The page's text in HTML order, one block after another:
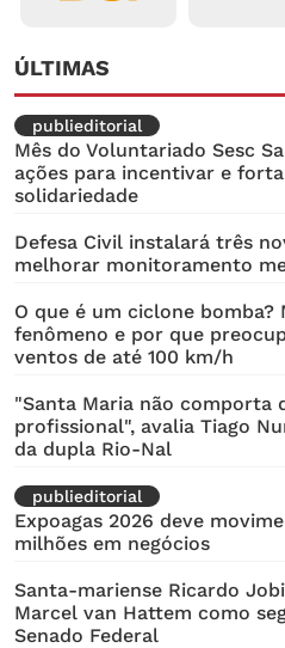
ÚLTIMAS
publieditorial
Mês do Voluntariado Sesc
ações para incentivar e
solidariedade
Defesa Civil instalará três
melhorar monitoramento
O que é um ciclone
fenômeno e por que
ventos de até 100 km/h
"Santa Maria não comporta
profissional", avalia Tiago
da dupla Rio-Nal
publieditorial
Expoagas 2026 deve
milhões em negócios
Santa-mariense Ricardo
Marcel van Hattem como
Senado Federal